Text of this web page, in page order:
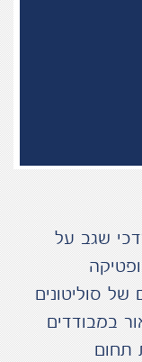
שגב על
סוליטונים
במבודדים
תחום